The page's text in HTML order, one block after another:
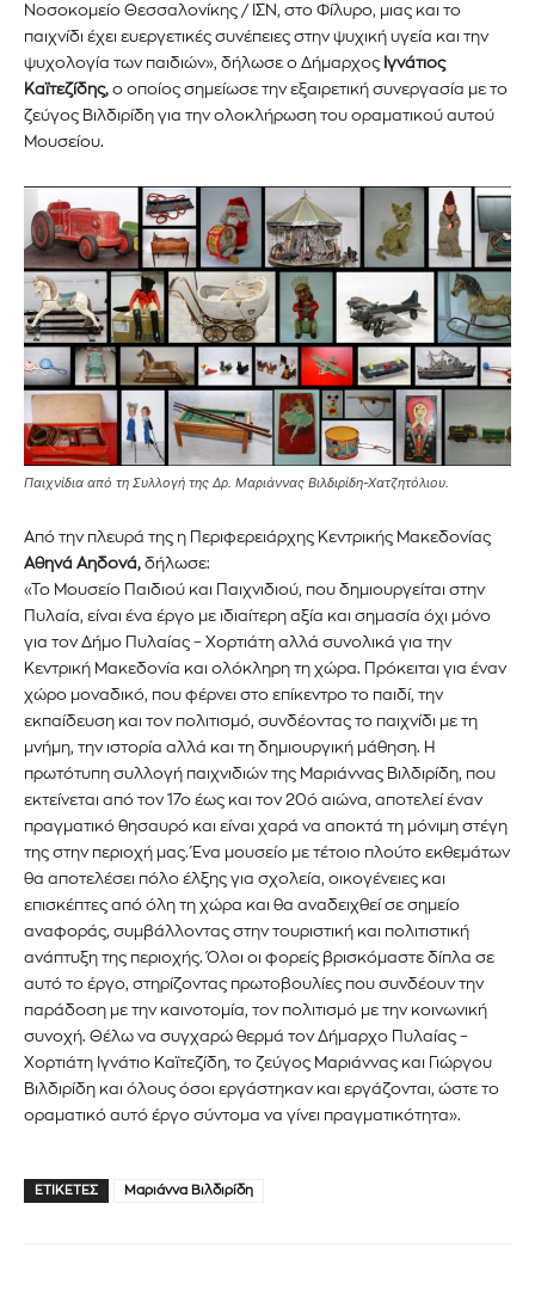
Εγγραφείτε στο Newsletter του
PetshopMarket.gr και
ενημερωθείτε πρώτοι για τα νέα
προϊόντα και τις εξελίξεις της
αγοράς.
Για να εγγραφείτε, απλώς εισάγετε τη διεύθυνση email σας
στον ιστότοπό μας ή κάντε κλικ στο κουμπί εγγραφής
παρακάτω. Μην ανησυχείτε, σεβόμαστε την ιδιωτικότητά σας
και δεν θα σας στείλουμε ανεπιθύμητα μηνύματα. Οι
πληροφορίες σας είναι ασφαλείς μαζί μας.
ΕΓΓΡΑΦΉ!
Διάβασα και αποδέχομαι τηνΠολιτική Απορρήτου.
Νοσοκομείο Θεσσαλονίκης / ΙΣΝ, στο Φίλυρο, μιας και το
παιχνίδι έχει ευεργετικές συνέπειες στην ψυχική υγεία και την
ψυχολογία των παιδιών», δήλωσε ο Δήμαρχος Ιγνάτιος
Καϊτεζίδης, ο οποίος σημείωσε την εξαιρετική συνεργασία με το
ζεύγος Βιλδιρίδη για την ολοκλήρωση του οραματικού αυτού
Μουσείου.
Παιχνίδια από τη Συλλογή της Δρ. Μαριάννας Βιλδιρίδη-Χατζητόλιου.
Από την πλευρά της η Περιφερειάρχης Κεντρικής Μακεδονίας
Αθηνά Αηδονά, δήλωσε:
«Το Μουσείο Παιδιού και Παιχνιδιού, που δημιουργείται στην
Πυλαία, είναι ένα έργο με ιδιαίτερη αξία και σημασία όχι μόνο
για τον Δήμο Πυλαίας – Χορτιάτη αλλά συνολικά για την
Κεντρική Μακεδονία και ολόκληρη τη χώρα. Πρόκειται για έναν
χώρο μοναδικό, που φέρνει στο επίκεντρο το παιδί, την
εκπαίδευση και τον πολιτισμό, συνδέοντας το παιχνίδι με τη
μνήμη, την ιστορία αλλά και τη δημιουργική μάθηση. Η
πρωτότυπη συλλογή παιχνιδιών της Μαριάννας Βιλδιρίδη, που
εκτείνεται από τον 17ο έως και τον 20ό αιώνα, αποτελεί έναν
πραγματικό θησαυρό και είναι χαρά να αποκτά τη μόνιμη στέγη
της στην περιοχή μας. Ένα μουσείο με τέτοιο πλούτο εκθεμάτων
θα αποτελέσει πόλο έλξης για σχολεία, οικογένειες και
επισκέπτες από όλη τη χώρα και θα αναδειχθεί σε σημείο
αναφοράς, συμβάλλοντας στην τουριστική και πολιτιστική
ανάπτυξη της περιοχής. Όλοι οι φορείς βρισκόμαστε δίπλα σε
αυτό το έργο, στηρίζοντας πρωτοβουλίες που συνδέουν την
παράδοση με την καινοτομία, τον πολιτισμό με την κοινωνική
συνοχή. Θέλω να συγχαρώ θερμά τον Δήμαρχο Πυλαίας –
Χορτιάτη Ιγνάτιο Καϊτεζίδη, το ζεύγος Μαριάννας και Γιώργου
Βιλδιρίδη και όλους όσοι εργάστηκαν και εργάζονται, ώστε το
οραματικό αυτό έργο σύντομα να γίνει πραγματικότητα».
ΕΤΙΚΈΤΕΣ Μαριάννα Βιλδιρίδη